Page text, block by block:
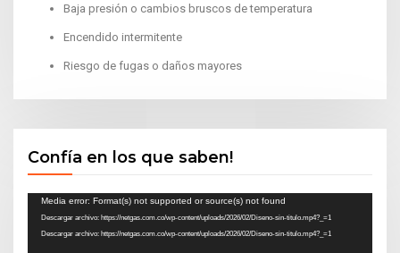
Baja presión o cambios bruscos de temperatura
Encendido intermitente
Riesgo de fugas o daños mayores
Confía en los que saben!
Reproductor
de
vídeo
Media error: Format(s) not supported or source(s) not found
Descargar archivo: https://netgas.com.co/wp-content/uploads/2026/02/Diseno-sin-titulo.mp4?_=1
Descargar archivo: https://netgas.com.co/wp-content/uploads/2026/02/Diseno-sin-titulo.mp4?_=1